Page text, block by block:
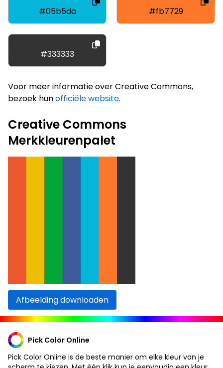
#05b5da #fb7729
#333333
Voor meer informatie over Creative Commons,
bezoek hunofficiële website.
Creative Commons
Merkkleurenpalet
Afbeelding downloaden
Pick Color Online
Pick Color Online is de beste manier om elke kleur van je